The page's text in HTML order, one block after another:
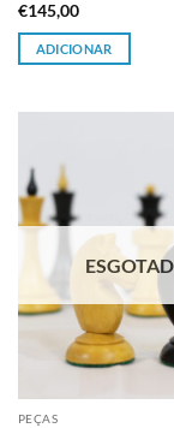
€145,00
ADICIONAR
PEÇAS